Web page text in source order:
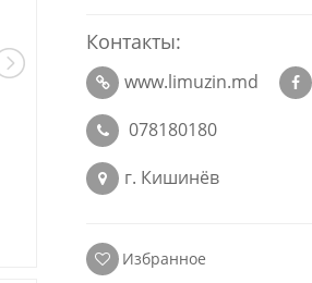
Контакты:
www.limuzin.md
078180180
г. Кишинёв
Избранное